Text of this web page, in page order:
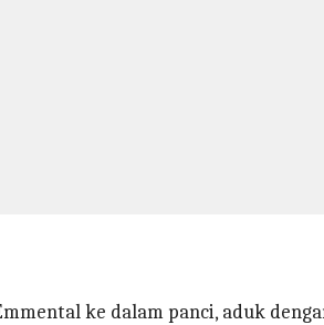
ke dalam panci, aduk